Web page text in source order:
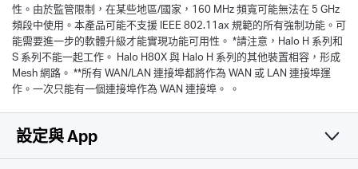
性。由於監管限制，在某些地區/國家，160 MHz 頻寬可能無法在 5 GHz
頻段中使用。本產品可能不支援 IEEE 802.11ax 規範的所有強制功能。可
能需要進一步的軟體升級才能實現功能可用性。 *請注意，Halo H 系列和
S 系列不能一起工作。 Halo H80X 與 Halo H 系列的其他裝置相容，形成
Mesh 網路。 **所有 WAN/LAN 連接埠都將作為 WAN 或 LAN 連接埠運
作。一次只能有一個連接埠作為 WAN 連接埠。 。
設定與 App